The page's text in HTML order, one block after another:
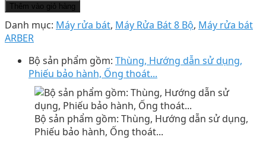
Thêm vào giỏ hàng
Danh mục: Máy rửa bát, Máy Rửa Bát 8 Bộ, Máy rửa bát
ARBER
Bộ sản phẩm gồm: Thùng, Hướng dẫn sử dụng,
Phiếu bảo hành, Ống thoát...
Bộ sản phẩm gồm: Thùng, Hướng dẫn sử dụng,
Phiếu bảo hành, Ống thoát...